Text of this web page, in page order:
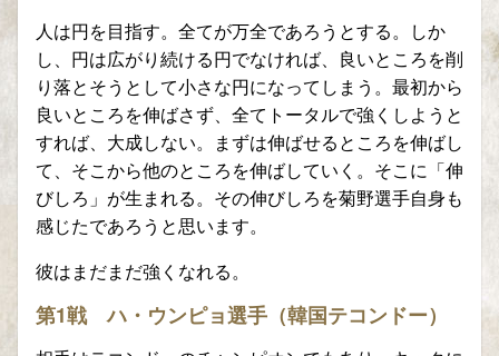
人は円を目指す。全てが万全であろうとする。しか
し、円は広がり続ける円でなければ、良いところを削
り落とそうとして小さな円になってしまう。最初から
良いところを伸ばさず、全てトータルで強くしようと
すれば、大成しない。まずは伸ばせるところを伸ばし
て、そこから他のところを伸ばしていく。そこに「伸
びしろ」が生まれる。その伸びしろを菊野選手自身も
感じたであろうと思います。
彼はまだまだ強くなれる。
第1戦 ハ・ウンピョ選手（韓国テコンドー）